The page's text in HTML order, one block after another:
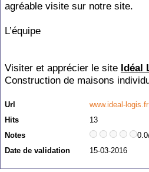
agréable visite sur notre site.
L’équipe
Visiter et apprécier le site Idéal
Construction de maisons
Url
www.ideal-logis.fr
Hits
13
Notes
Date de validation
15-03-2016